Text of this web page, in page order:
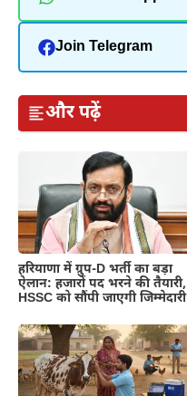
Join Telegram
और पढ़ें
हरियाणा में ग्रुप-D भर्ती का बड़ा
ऐलान: हजारों पद भरने की तैयारी,
HSSC को सौंपी जाएगी जिम्मेदारी